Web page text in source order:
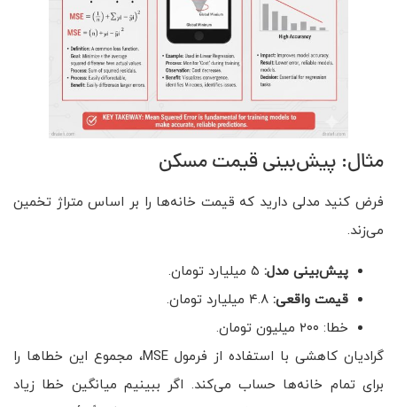
مثال: پیش‌بینی قیمت مسکن
فرض کنید مدلی دارید که قیمت خانه‌ها را بر اساس متراژ تخمین
می‌زند.
پیش‌بینی مدل: ۵ میلیارد تومان.
قیمت واقعی: ۴.۸ میلیارد تومان.
خطا: ۲۰۰ میلیون تومان.
گرادیان کاهشی با استفاده از فرمول MSE، مجموع این خطاها را
برای تمام خانه‌ها حساب می‌کند. اگر ببینیم میانگین خطا زیاد